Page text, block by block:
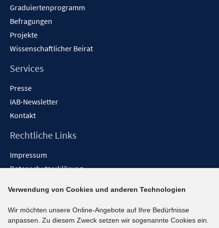
Graduiertenprogramm
Befragungen
Projekte
Wissenschaftlicher Beirat
Services
Presse
IAB-Newsletter
Kontakt
Rechtliche Links
Impressum
Datenschutzerklärung
Barrieren melden
Social-Media-Kanäle
Verwendung von Cookies und anderen Technologien
Wir möchten unsere Online-Angebote auf Ihre Bedürfnisse
anpassen. Zu diesem Zweck setzen wir sogenannte Cookies ein.